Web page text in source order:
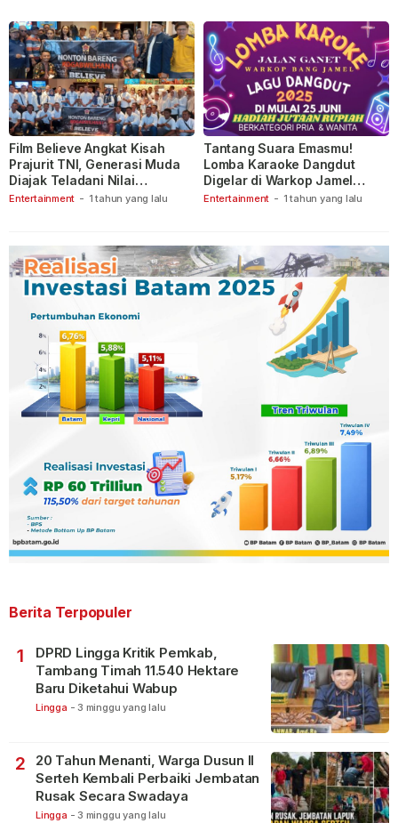
Entertainment - 1 tahun yang lalu
Film Believe Angkat Kisah
Prajurit TNI, Generasi Muda
Diajak Teladani Nilai
Keberanian
Entertainment - 1 tahun yang lalu
Tantang Suara Emasmu!
Lomba Karaoke Dangdut
Digelar di Warkop Jamel
Ganet
Berita Terpopuler
1
DPRD Lingga Kritik Pemkab,
Tambang Timah 11.540 Hektare
Baru Diketahui Wabup
Lingga - 3 minggu yang lalu
2
20 Tahun Menanti, Warga Dusun II
Serteh Kembali Perbaiki Jembatan
Rusak Secara Swadaya
Lingga - 3 minggu yang lalu